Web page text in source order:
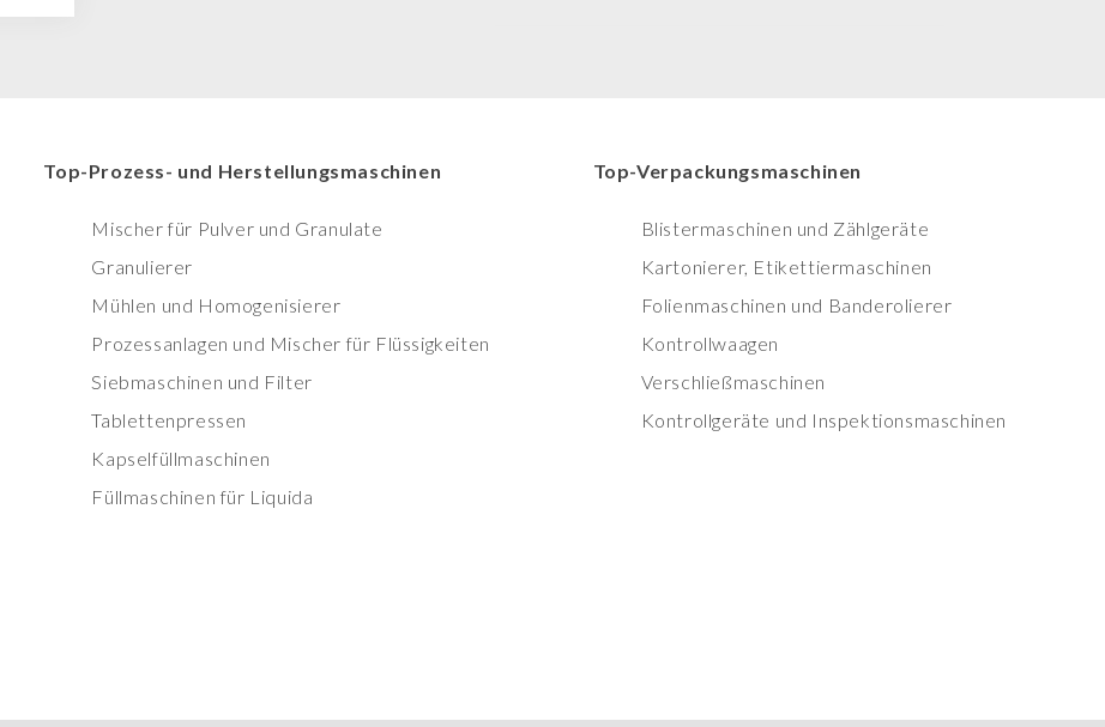
Top-Prozess- und Herstellungsmaschinen
Mischer für Pulver und Granulate
Granulierer
Mühlen und Homogenisierer
Prozessanlagen und Mischer für Flüssigkeiten
Siebmaschinen und Filter
Tablettenpressen
Kapselfüllmaschinen
Füllmaschinen für Liquida
Top-Verpackungsmaschinen
Blistermaschinen und Zählgeräte
Kartonierer, Etikettiermaschinen
Folienmaschinen und Banderolierer
Kontrollwaagen
Verschließmaschinen
Kontrollgeräte und Inspektionsmaschinen